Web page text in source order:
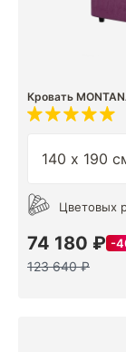
Кровать
Цветовых
74 180 ₽
123 640 ₽